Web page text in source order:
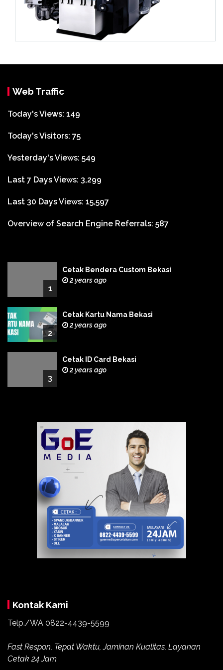
Web Traffic
Today's Views: 149
Today's Visitors: 75
Yesterday's Views: 549
Last 7 Days Views: 3,299
Last 30 Days Views: 15,597
Overview of Search Engine Referrals: 587
1
Cetak Bendera Custom Bekasi
2 years ago
2
Cetak Kartu Nama Bekasi
2 years ago
3
Cetak ID Card Bekasi
2 years ago
Kontak Kami
Telp./WA 0822-4439-5599
Fast Respon, Tepat Waktu, Jaminan Kualitas, Layanan
Cetak 24 Jam